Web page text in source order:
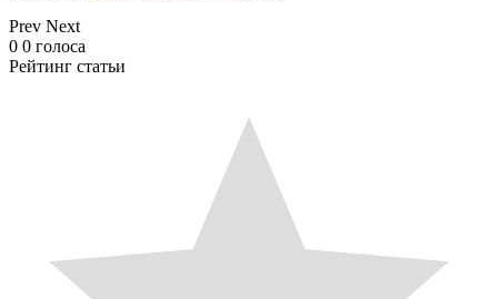
Prev Next
0 0 голоса
Рейтинг статьи